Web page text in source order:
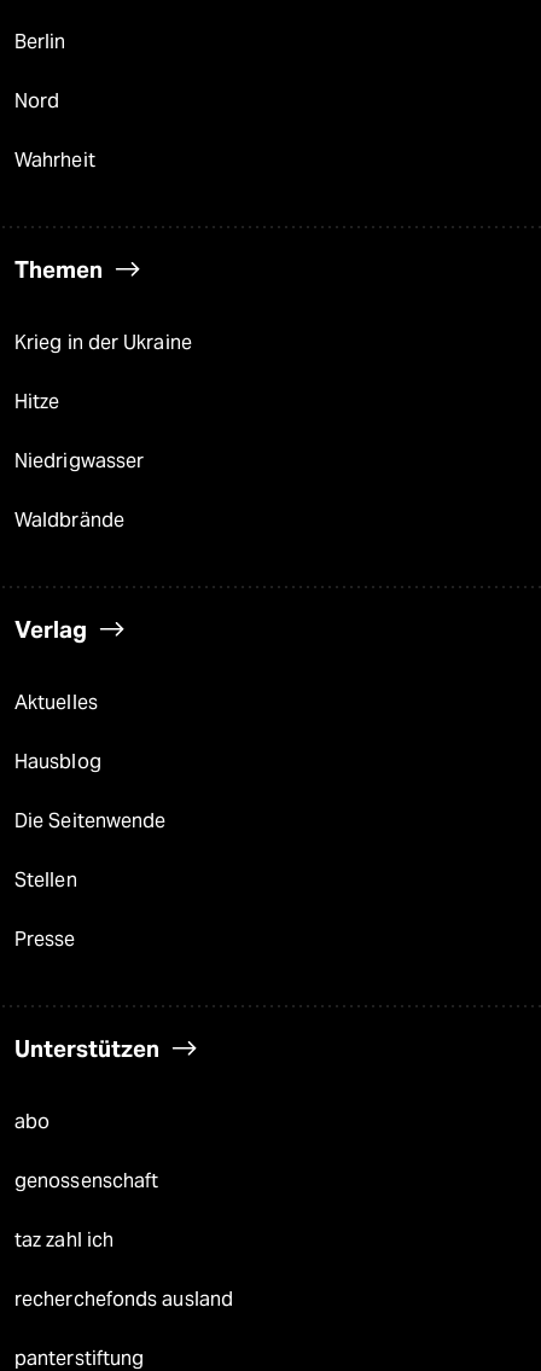
Berlin
Nord
Wahrheit
Themen
Krieg in der Ukraine
Hitze
Niedrigwasser
Waldbrände
Verlag
Aktuelles
Hausblog
Die Seitenwende
Stellen
Presse
Unterstützen
abo
genossenschaft
taz zahl ich
recherchefonds ausland
panterstiftung